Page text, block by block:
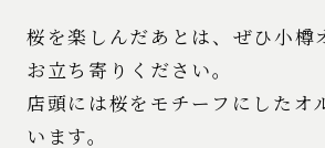
桜を楽しんだあとは、ぜひ小樽
お立ち寄りください。
店頭には桜をモチーフにしたオ
います。